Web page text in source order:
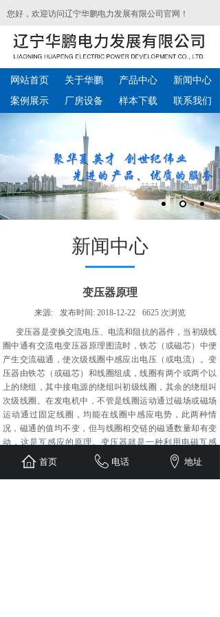
您好，欢迎访问辽宁华鹏电力发展有限公司官网！
网站首页 关于华鹏 产品中心
新闻中心
案例展示
厂房设备 样本下载 联系我们
新闻中心
变压器原理
来源: 发布时间: 2018-12-22 6625 次浏览
变压器是变换交流电压、电流和阻抗的器件，当初级线
圈中通有交流电变压器原理图流时，铁芯（或磁芯）中便
产生交流磁通，使次级线圈中感应出电压（或电流）。变
压器由铁芯（或磁芯）和线圈组成，线圈有两个或两个以
上的绕组，其中接电源的绕组叫初级线圈，其余的绕组叫
次级线圈。在发电机中，不管是线圈运动通过磁场或磁场
运动通过固定线圈，均能在线圈中感应电势，此两种情
况，磁通的值均不变，但与线圈相交链的磁通数量却有变
动，这是互感应的原理。变压器就是一种利用电磁互感
应，变换电压，电流和阻抗的器件。
首页 电话 地址